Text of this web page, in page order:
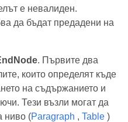
е невалиден.
да бъдат предадени на
. Първите два
които определят къде
на съдържанието и
Тези възли могат да
ниво (Paragraph , Table)